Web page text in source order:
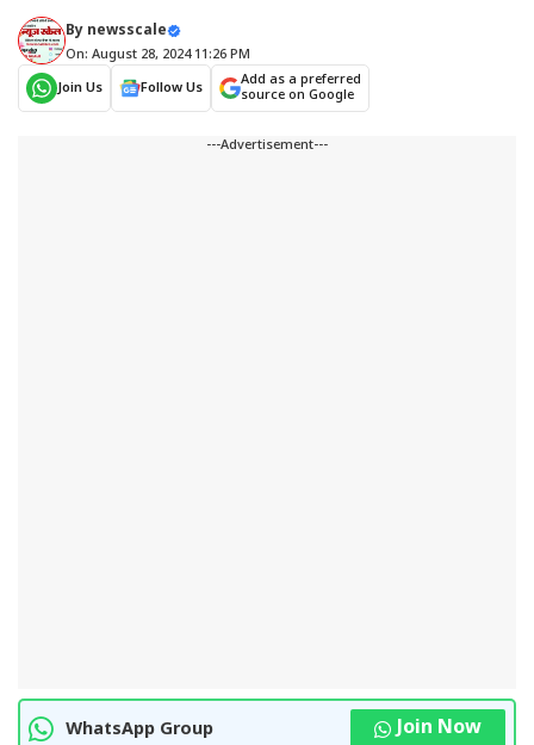
By newsscale
On: August 28, 2024 11:26 PM
Join Us
Follow Us
Add as a preferred
source on Google
---Advertisement---
WhatsApp Group Join Now